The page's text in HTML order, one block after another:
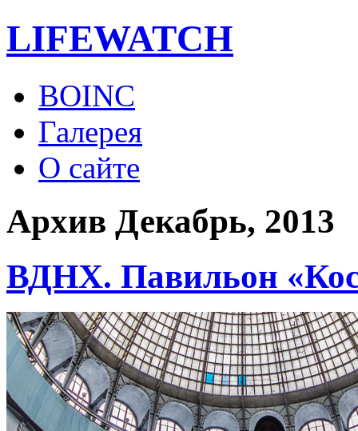
LIFEWATCH
BOINC
Галерея
О сайте
Архив Декабрь, 2013
ВДНХ. Павильон